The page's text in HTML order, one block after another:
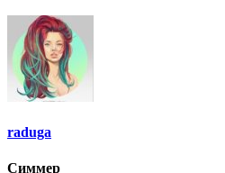
raduga
Симмер